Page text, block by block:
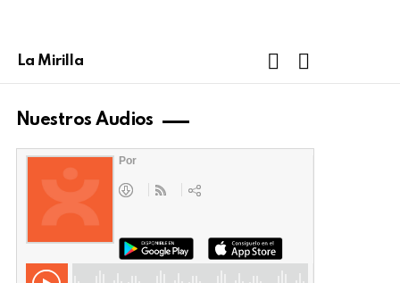
La Mirilla
FOLLOW
Nuestros Audios